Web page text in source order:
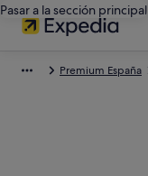
Pasar a la sección principal
Premium España